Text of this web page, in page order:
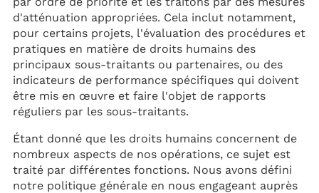
d'atténuation appropriées. Cela inclut notamment,
pour certains projets, l'évaluation des procédures et
pratiques en matière de droits humains des
principaux sous-traitants ou partenaires, ou des
indicateurs de performance spécifiques qui doivent
être mis en œuvre et faire l'objet de rapports
réguliers par les sous-traitants.
Étant donné que les droits humains concernent de
nombreux aspects de nos opérations, ce sujet est
traité par différentes fonctions. Nous avons défini
notre politique générale en nous engageant auprès